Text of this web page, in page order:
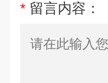
* 留言内容：